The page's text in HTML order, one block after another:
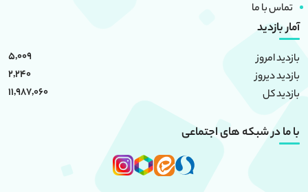
تماس با ما
آمار بازدید
بازدید امروز
5,009
بازدید دیروز
2,240
بازدید کل
11,987,060
با ما در شبکه های اجتماعی